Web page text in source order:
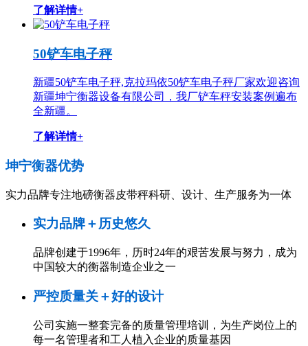
了解详情+
50铲车电子秤
新疆50铲车电子秤,克拉玛依50铲车电子秤厂家欢迎咨询
新疆坤宁衡器设备有限公司，我厂铲车秤安装案例遍布
全新疆。
了解详情+
坤宁衡器优势
实力品牌专注地磅衡器皮带秤科研、设计、生产服务为一体
实力品牌＋历史悠久
品牌创建于1996年，历时24年的艰苦发展与努力，成为
中国较大的衡器制造企业之一
严控质量关＋好的设计
公司实施一整套完备的质量管理培训，为生产岗位上的
每一名管理者和工人植入企业的质量基因